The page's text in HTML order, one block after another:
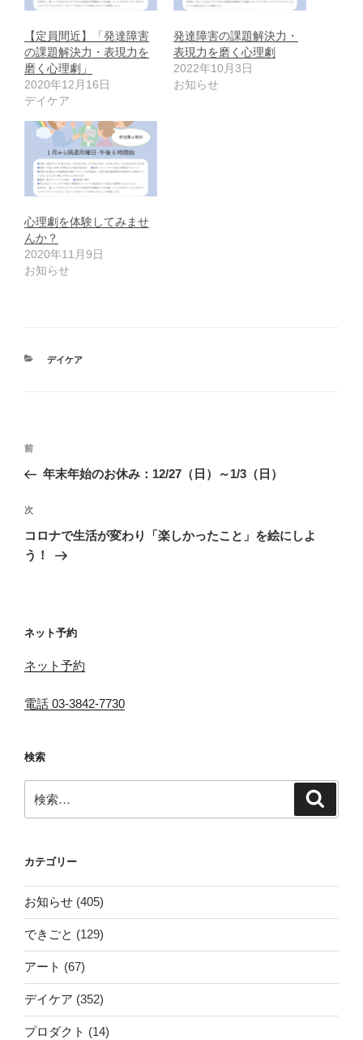
【定員間近】「発達障害
の課題解決力・表現力を
磨く心理劇」
2020年12月16日
デイケア
発達障害の課題解決力・
表現力を磨く心理劇
2022年10月3日
お知らせ
心理劇を体験してみませ
んか？
2020年11月9日
お知らせ
カ
デイケア
投
ナ
ビ
ゲ
ー
前
の
稿
前
年末年始のお休み：12/27（日）～1/3（日）
次
の
投
次
コロナで生活が変わり「楽しかったこと」を絵にしよ
う！
ネット予約
ネット予約
電話 03-3842-7730
検索
索:
カテゴリー
お知らせ (405)
できごと (129)
アート (67)
デイケア (352)
プロダクト (14)